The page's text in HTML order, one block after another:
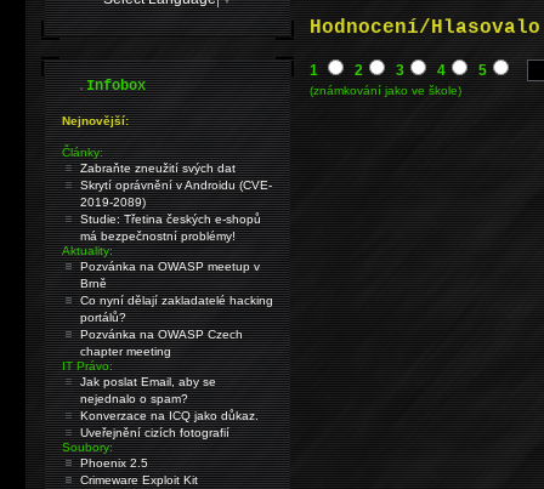
Hodnocení/
1 2 3 4 5
(známkování jako ve škole)
.Infobox
Nejnovější:
Články:
Zabraňte zneužití svých dat
Skrytí oprávnění v Androidu (CVE-
2019-2089)
Studie: Třetina českých e-shopů
má bezpečnostní problémy!
Aktuality:
Pozvánka na OWASP meetup v
Brně
Co nyní dělají zakladatelé hacking
portálů?
Pozvánka na OWASP Czech
chapter meeting
IT Právo:
Jak poslat Email, aby se
nejednalo o spam?
Konverzace na ICQ jako důkaz.
Uveřejnění cizích fotografií
Soubory:
Phoenix 2.5
Crimeware Exploit Kit